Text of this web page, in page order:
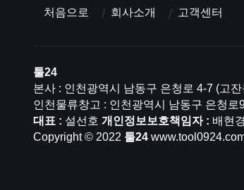
처음으로 회사소개 고객센터
툴24
본사 : 인천광역시 남동구 은청로 4-7 (고
인천물류창고 : 인천광역시 남동구 은청로
대표 : 설선호 개인정보보호책임자 : 배현경
Copyright © 2022 툴24